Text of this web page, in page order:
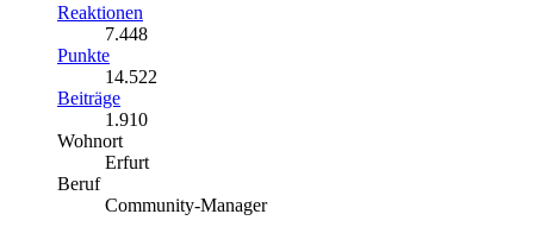
Reaktionen
7.448
Punkte
14.522
Beiträge
1.910
Wohnort
Erfurt
Beruf
Community-Manager